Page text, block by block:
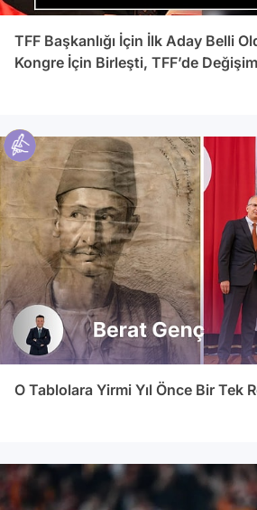
TFF Başkanlığı İçin İlk Aday Belli
Kongre İçin Birleşti, TFF’de
O Tablolara Yirmi Yıl Önce Bir Tek